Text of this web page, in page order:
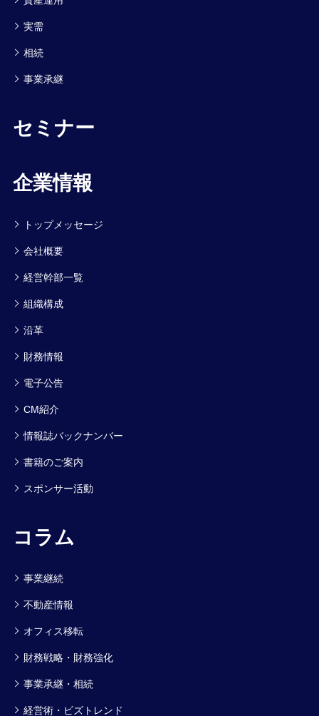
実需
相続
事業承継
セミナー
企業情報
トップメッセージ
会社概要
経営幹部一覧
組織構成
沿革
財務情報
電子公告
CM紹介
情報誌バックナンバー
書籍のご案内
スポンサー活動
コラム
事業継続
不動産情報
オフィス移転
財務戦略・財務強化
事業承継・相続
経営術・ビズトレンド